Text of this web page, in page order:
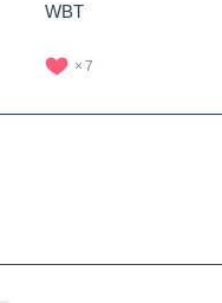
WBT
7